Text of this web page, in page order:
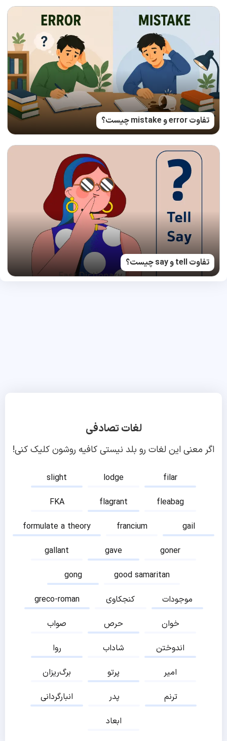
تفاوت error و mistake چیست؟
تفاوت tell و say چیست؟
لغات تصادفی
اگر معنی این لغات رو بلد نیستی کافیه روشون کلیک کنی!
slight lodge
filar
FKA
flagrant
fleabag
formulate a theory
francium
gail
gallant
gave
goner
gong
good samaritan
greco-roman
کنجکاوی
موجودات
صواب
حرص
خوان
روا
شاداب
اندوختن
برگ‌ریزان
پرتو
امیر
انبارگردانی
پدر
ترنم
ابعاد